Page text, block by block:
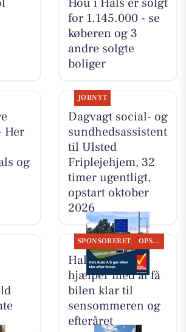
Hou i Hals er solgt
for 1.145.000 - se
køberen og 3
andre solgte
boliger
Her
og
JOBNYT
Dagvagt social- og
sundhedsassistent
til Ulsted
Friplejehjem, 32
timer ugentligt,
opstart oktober
2026
SPONSORERET OPSLAGSTAVLEN
Hals Auto A/S
hjælper med at få
bilen klar til
sensommeren og
efteråret